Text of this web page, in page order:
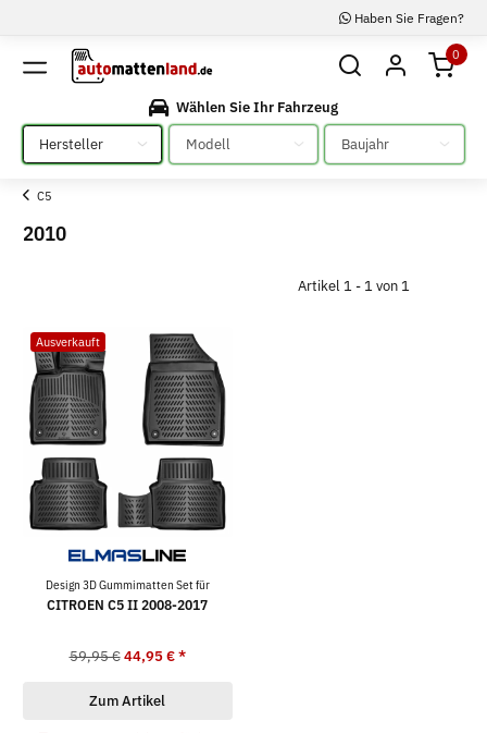
Haben Sie Fragen?
0
Wählen Sie Ihr Fahrzeug
Bitte auswählen
Bitte auswählen Bitte auswählen
C5
2010
Artikel 1 - 1 von 1
Ausverkauft
Design 3D Gummimatten Set für
CITROEN C5 II 2008-2017
59,95 € 44,95 €*
Zum Artikel